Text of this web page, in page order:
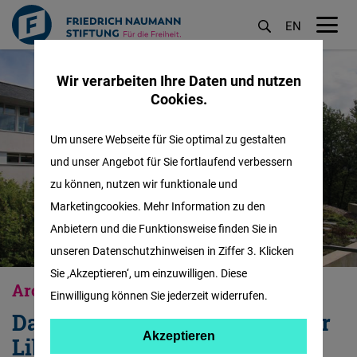
zum
Inhalt
EN
Archiv des Liberalismus
Das historische Gedächtnis der
Liberalen
Wir verarbeiten Ihre Daten und nutzen
Cookies.
Um unsere Webseite für Sie optimal zu gestalten
und unser Angebot für Sie fortlaufend verbessern
zu können, nutzen wir funktionale und
Marketingcookies. Mehr Information zu den
Anbietern und die Funktionsweise finden Sie in
unseren Datenschutzhinweisen in Ziffer 3. Klicken
Sie ‚Akzeptieren‘, um einzuwilligen. Diese
Einwilligung können Sie jederzeit widerrufen.
Akzeptieren Akzeptieren